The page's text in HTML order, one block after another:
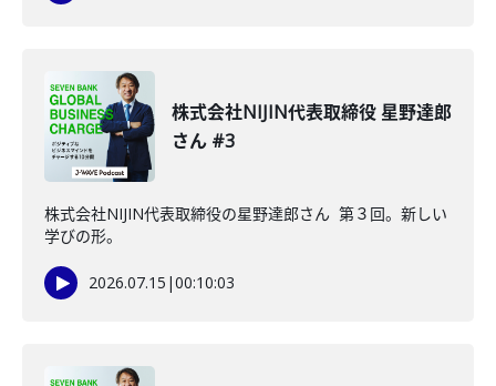
株式会社NIJIN代表取締役 星野達郎
さん #3
株式会社NIJIN代表取締役の星野達郎さん 第３回。新しい
学びの形。
2026.07.15 |00:10:03